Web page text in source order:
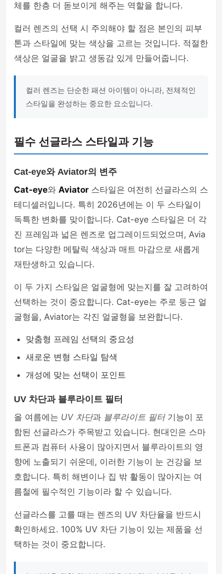
체를 한층 더 돋보이게 해주는 역할을 합니다.
컬러 렌즈의 선택 시 주의해야 할 점은 본인의 피부
톤과 스타일에 맞는 색상을 고르는 것입니다. 적절한
색상은 얼굴을 밝고 생동감 있게 만들어줍니다.
컬러 렌즈는 단순한 패션 아이템이 아니라, 전체적인
스타일을 완성하는 중요한 요소입니다.
필수 선글라스 스타일과 기능
Cat-eye와 Aviator의 변주
Cat-eye와 Aviator 스타일은 여전히 선글라스의 스
테디셀러입니다. 특히 2026년에는 이 두 스타일이
독특한 변화를 맞이합니다. Cat-eye 스타일은 더 각
진 프레임과 넓은 렌즈로 업그레이드되었으며, Avia
tor는 다양한 메탈릭 색상과 매트 마감으로 새롭게
재탄생하고 있습니다.
이 두 가지 스타일은 얼굴형에 맞는지를 잘 고려하여
선택하는 것이 중요합니다. Cat-eye는 주로 둥근 얼
굴형을, Aviator는 각진 얼굴형을 보완합니다.
맞춤형 프레임 선택의 중요성
새로운 변형 스타일 탐색
개성에 맞는 선택이 포인트
UV 차단과 블루라이트 필터
올 여름에는 UV 차단과 블루라이트 필터기능이 포
함된 선글라스가 주목받고 있습니다. 현대인은 스마
트폰과 컴퓨터 사용이 많아지면서 블루라이트의 영
향에 노출되기 쉬운데, 이러한 기능이 눈 건강을 보
호합니다. 특히 해변이나 집 밖 활동이 많아지는 여
름철에 필수적인 기능이라 할 수 있습니다.
선글라스를 고를 때는 렌즈의 UV 차단율을 반드시
확인하세요. 100% UV 차단 기능이 있는 제품을 선
택하는 것이 중요합니다.